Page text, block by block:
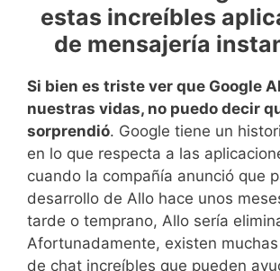
estas increíbles
de mensajería
Si bien es triste ver que Google
nuestras vidas, no puedo decir
sorprendió. Google tiene un
en lo que respecta a las
cuando la compañía anunció que
desarrollo de Allo hace unos
tarde o temprano, Allo sería
Afortunadamente, existen
de chat increíbles que pueden